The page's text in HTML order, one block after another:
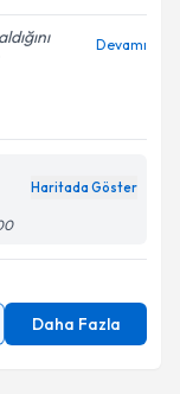
Devamı
Haritada Göster
Daha Fazla